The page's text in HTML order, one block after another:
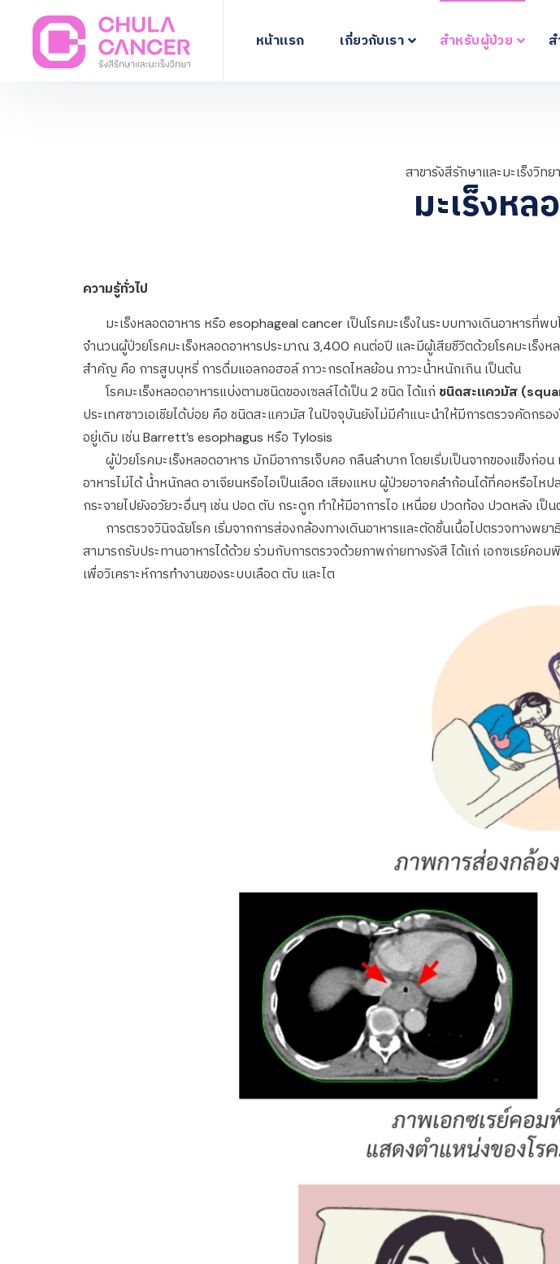
หน้าแรก เกี่ยวกับเรา สำหรับผู้ป่วย
สาขารังสีรักษาและมะเร็งวิท
มะเร็งหล
ความรู้ทั่วไป
มะเร็งหลอดอาหาร หรือ esophageal cancer เป็นโรคมะเร็งในระบบทางเดินอาหารที่พ
จำนวนผู้ป่วยโรคมะเร็งหลอดอาหารประมาณ 3,400 คนต่อปี และมีผู้เสียชีวิตด้วยโรคมะเ
สำคัญ คือ การสูบบุหรี่ การดื่มแอลกอฮอล์ ภาวะกรดไหลย้อน ภาวะน้ำหนักเกิน เป็นต้น
โรคมะเร็งหลอดอาหารแบ่งตามชนิดของเซลล์ได้เป็น 2 ชนิด ได้แก่ ชนิดสะแควมัส
ประเทศชาวเอเชียได้บ่อย คือ ชนิดสะแควมัส ในปัจจุบันยังไม่มีคำแนะนำให้มีการตรวจคัดกร
อยู่เดิม เช่น Barrett’s esophagus หรือ Tylosis
ผู้ป่วยโรคมะเร็งหลอดอาหาร มักมีอาการเจ็บคอ กลืนลำบาก โดยเริ่มเป็นจากของแข็งก่อ
อาหารไม่ได้ น้ำหนักลด อาเจียนหรือไอเป็นเลือด เสียงแหบ ผู้ป่วยอาจคลำก้อนได้ที่คอหรือไห
กระจายไปยังอวัยวะอื่นๆ เช่น ปอด ตับ กระดูก ทำให้มีอาการไอ เหนื่อย ปวดท้อง ปวดหลัง เป็
การตรวจวินิจฉัยโรค เริ่มจากการส่องกล้องทางเดินอาหารและตัดชิ้นเนื้อไปตรวจทางพย
สามารถรับประทานอาหารได้ด้วย ร่วมกับการตรวจด้วยภาพถ่ายทางรังสี ได้แก่ เอกซเรย์คอ
เพื่อวิเคราะห์การทำงานของระบบเลือด ตับ และไต